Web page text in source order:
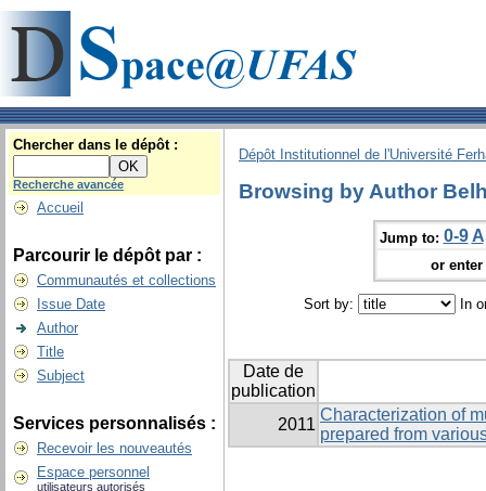
Chercher dans le dépôt :
Recherche avancée
Accueil
Parcourir le dépôt par :
Communautés et collections
Issue Date
Author
Title
Subject
Services personnalisés :
Recevoir les nouveautés
Espace personnel
utilisateurs autorisés
Dépôt Institutionnel de l'Université
Browsing by Author
Jump to: 0-9 A
or
Sort by: In
Date de
publication
2011
Characterization of
prepared from